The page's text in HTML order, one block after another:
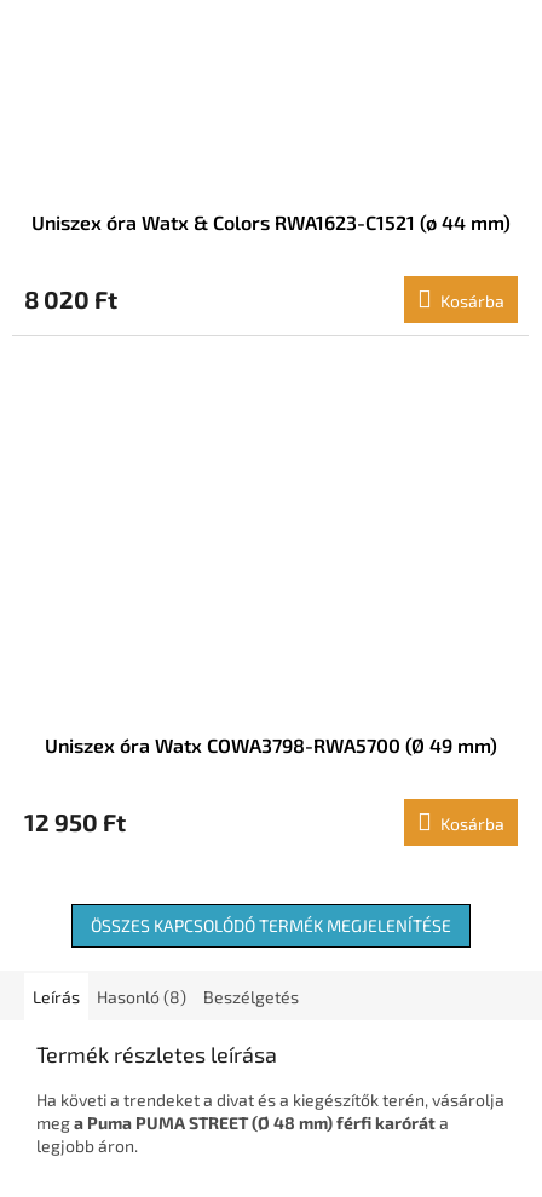
Uniszex óra Watx & Colors RWA1623-C1521 (ø 44 mm)
8 020 Ft Kosárba
Uniszex óra Watx COWA3798-RWA5700 (Ø 49 mm)
12 950 Ft Kosárba
ÖSSZES KAPCSOLÓDÓ TERMÉK MEGJELENÍTÉSE
Leírás Hasonló (8) Beszélgetés
Termék részletes leírása
Ha követi a trendeket a divat és a kiegészítők terén, vásárolja
mega Puma PUMA STREET (Ø 48 mm) férfi karóráta
legjobb áron.